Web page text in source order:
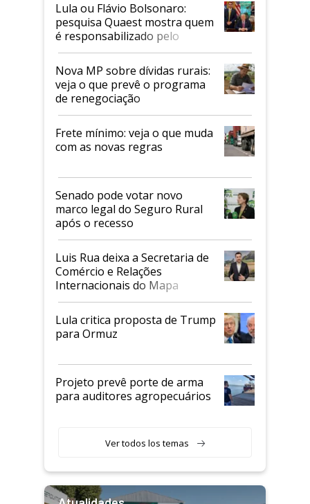
Lula ou Flávio Bolsonaro:
pesquisa Quaest mostra quem
é responsabilizado pelo
tarifaço dos EUA
Nova MP sobre dívidas rurais:
veja o que prevê o programa
de renegociação
Frete mínimo: veja o que muda
com as novas regras
Senado pode votar novo
marco legal do Seguro Rural
após o recesso
Luis Rua deixa a Secretaria de
Comércio e Relações
Internacionais do Mapa
Lula critica proposta de Trump
para Ormuz
Projeto prevê porte de arma
para auditores agropecuários
Ver todos los temas